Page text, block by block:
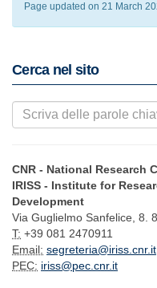
Page updated on 21 March
Cerca nel sito
CNR - National Research
IRISS - Institute for
Development
Via Guglielmo Sanfelice, 8.
T: +39 081 2470911
Email: segreteria@iriss.cnr.it
PEC: iriss@pec.cnr.it